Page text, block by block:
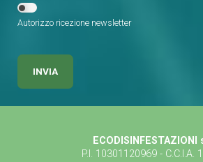
Autorizzo ricezione newsletter
ECODISINFESTAZIONI
P.I. 10301120969 - C.C.I.A.